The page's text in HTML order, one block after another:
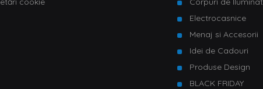
Electrocasnice
Menaj si Accesorii
Idei de Cadouri
Produse Design
BLACK FRIDAY